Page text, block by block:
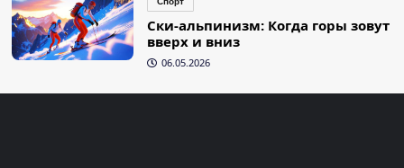
Ски-альпинизм: Когда горы зовут
вверх и вниз
06.05.2026